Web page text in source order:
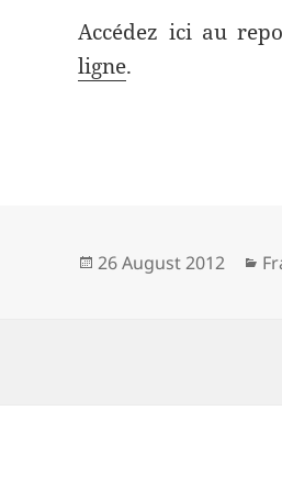
Accédez ici au
ligne.
Posted
26 August 2012